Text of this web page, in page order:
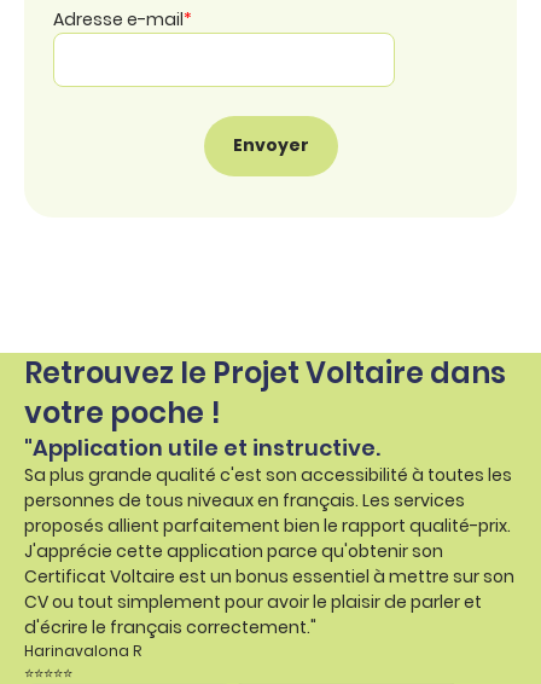
Adresse e-mail*
Retrouvez le Projet Voltaire dans
votre poche !
"Application utile et instructive.
Sa plus grande qualité c'est son accessibilité à toutes les
personnes de tous niveaux en français. Les services
proposés allient parfaitement bien le rapport qualité-prix.
J'apprécie cette application parce qu'obtenir son
Certificat Voltaire est un bonus essentiel à mettre sur son
CV ou tout simplement pour avoir le plaisir de parler et
d'écrire le français correctement."
Harinavalona R
⭐⭐⭐⭐⭐